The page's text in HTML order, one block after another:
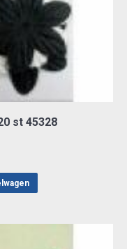
st 45328